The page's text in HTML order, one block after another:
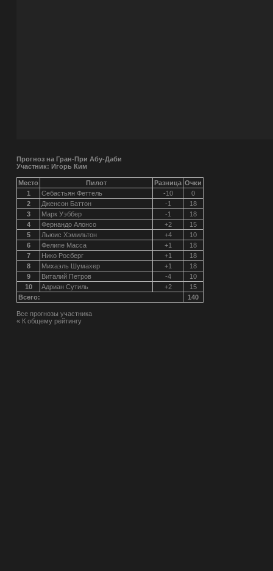
Прогноз на Гран-При Абу-Даби
Участник: Игорь Ким
Место Пилот Разница Очки
1
Себастьян Феттель -10
0
2
Дженсон Баттон -1
18
3
Марк Уэббер -1
18
4
Фернандо Алонсо +2
15
5
Льюис Хэмильтон +4
10
6
Фелипе Масса +1
18
7
Нико Росберг +1
18
8
Михаэль Шумахер +1
18
9
Виталий Петров -4
10
10
Адриан Сутиль +2
15
Всего:
140
Все прогнозы участника
« К общему рейтингу